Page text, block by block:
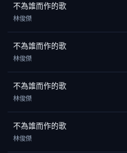
不為誰而作的歌
林俊傑
不為誰而作的歌
林俊傑
不為誰而作的歌
林俊傑
不為誰而作的歌
林俊傑